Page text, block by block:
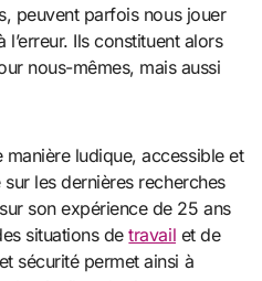
peuvent parfois nous jouer
Ils constituent alors
nous-mêmes, mais aussi
ludique, accessible et
les dernières recherches
son expérience de 25 ans
situations detravail et de
sécurité permet ainsi à